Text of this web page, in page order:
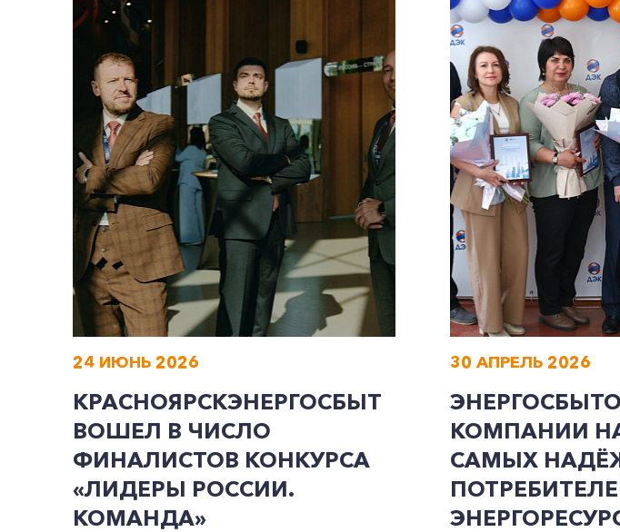
24 ИЮНЬ 2026
КРАСНОЯРСКЭНЕРГОСБЫТ
ВОШЕЛ В ЧИСЛО
ФИНАЛИСТОВ КОНКУРСА
«ЛИДЕРЫ РОССИИ.
КОМАНДА»
30 АПРЕЛЬ 2026
КОМПАНИИ
САМЫХ